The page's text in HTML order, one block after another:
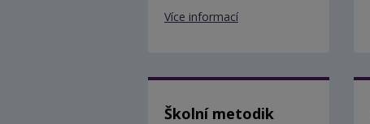
Více informací
Školní metodik